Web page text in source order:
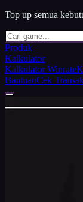
Top up semua
Produk
Kalkulator
Kalkulator Winrate
BantuanCek